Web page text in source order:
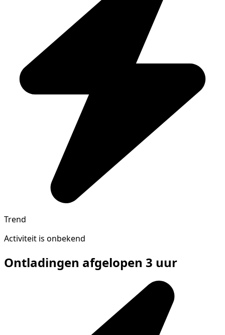
Trend
Activiteit is onbekend
Ontladingen afgelopen 3 uur